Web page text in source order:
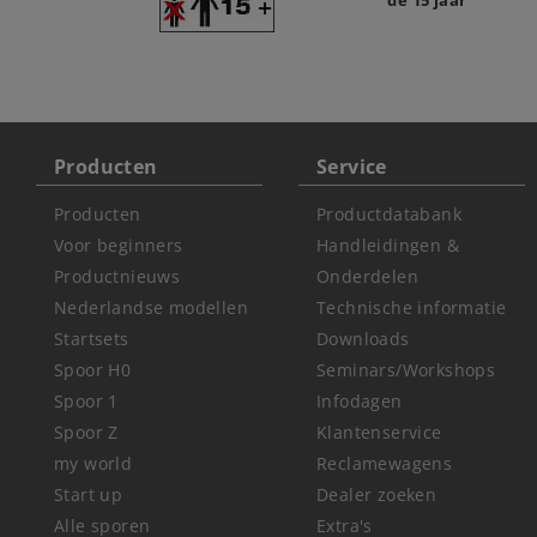
Producten
Producten
Voor beginners
Productnieuws
Nederlandse modellen
Startsets
Spoor H0
Spoor 1
Spoor Z
my world
Start up
Alle sporen
Service
Productdatabank
Handleidingen &
Onderdelen
Technische informatie
Downloads
Seminars/Workshops
Infodagen
Klantenservice
Reclamewagens
Dealer zoeken
Extra's